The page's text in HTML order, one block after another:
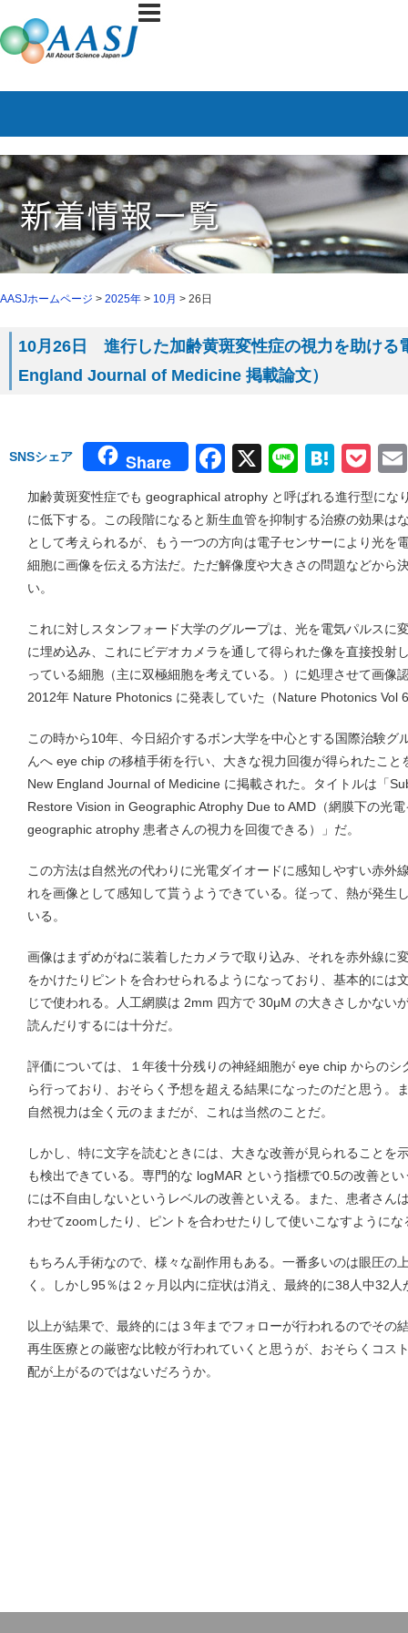
AASJホームページ > 2025年 > 10月 > 26日
10月26日 進行した加齢黄斑変性症の視力を助ける
England Journal of Medicine 掲載論文）
SNSシェア Share Facebook
X Line
加齢黄斑変性症でも geographical atrophy と呼ばれる進行型にな
に低下する。この段階になると新生血管を抑制する治療の効果は
として考えられるが、もう一つの方向は電子センサーにより光を
細胞に画像を伝える方法だ。ただ解像度や大きさの問題などから
い。
これに対しスタンフォード大学のグループは、光を電気パルスに
に埋め込み、これにビデオカメラを通して得られた像を直接投射
っている細胞（主に双極細胞を考えている。）に処理させて画像
2012年 Nature Photonics に発表していた（Nature Photonics Vol
この時から10年、今日紹介するボン大学を中心とする国際治験グ
んへ eye chip の移植手術を行い、大きな視力回復が得られたこ
New England Journal of Medicine に掲載された。タイトルは「
Restore Vision in Geographic Atrophy Due to AMD（網膜下の光
geographic atrophy 患者さんの視力を回復できる）」だ。
この方法は自然光の代わりに光電ダイオードに感知しやすい赤外
れを画像として感知して貰うようできている。従って、熱が発生
いる。
画像はまずめがねに装着したカメラで取り込み、それを赤外線に
をかけたりピントを合わせられるようになっており、基本的には
じで使われる。人工網膜は 2mm 四方で 30μM の大きさしかない
読んだりするには十分だ。
評価については、１年後十分残りの神経細胞が eye chip からの
ら行っており、おそらく予想を超える結果になったのだと思う。
自然視力は全く元のままだが、これは当然のことだ。
しかし、特に文字を読むときには、大きな改善が見られることを
も検出できている。専門的な logMAR という指標で0.5の改善と
には不自由しないというレベルの改善といえる。また、患者さん
わせてzoomしたり、ピントを合わせたりして使いこなすようにな
もちろん手術なので、様々な副作用もある。一番多いのは眼圧の
く。しかし95％は２ヶ月以内に症状は消え、最終的に38人中32
以上が結果で、最終的には３年までフォローが行われるのでその
再生医療との厳密な比較が行われていくと思うが、おそらくコス
配が上がるのではないだろうか。